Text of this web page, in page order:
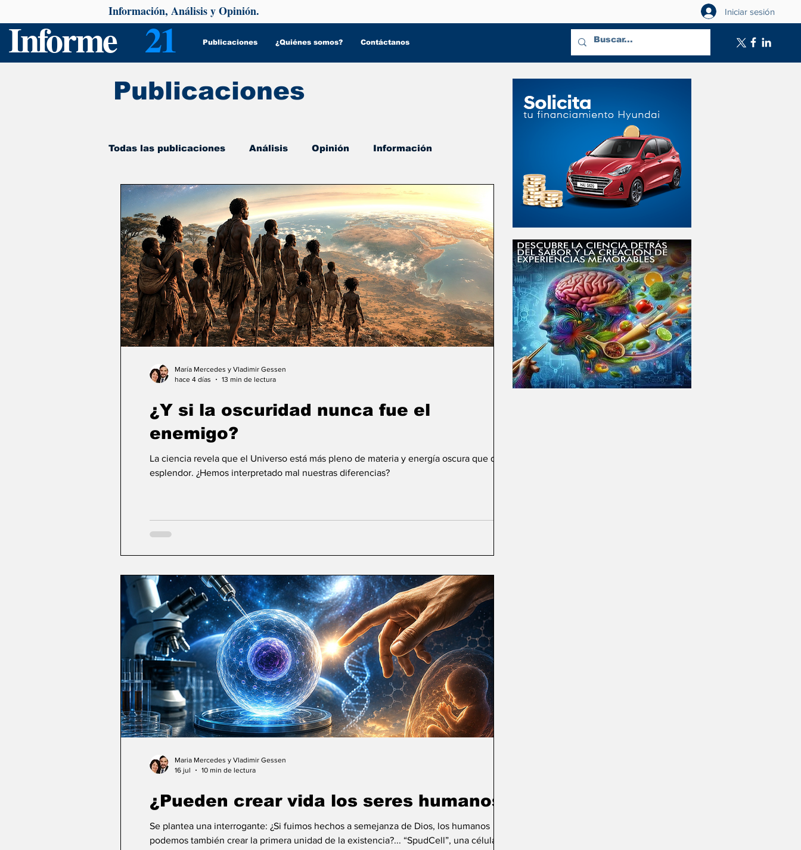
Informe 21 Publicaciones ¿Quiénes somos? Contáctanos
Información, Análisis y Opinión. Iniciar sesión
Todas las publicaciones Análisis Opinión Información
De interés Psicología y Salud
¿Y si la oscuridad nunca fue el
enemigo?
La ciencia revela que el Universo está más pleno de materia y energía oscura que de
esplendor. ¿Hemos interpretado mal nuestras diferencias?
María Mercedes y Vladimir Gessen
hace 4 días
13 min de lectura
¿Pueden crear vida los seres humanos?
Se plantea una interrogante: ¿Si fuimos hechos a semejanza de Dios, los humanos
podemos también crear la primera unidad de la existencia?... “SpudCell”, una célula
Maria Mercedes y Vladimir Gessen
16 jul
10 min de lectura
Publicaciones